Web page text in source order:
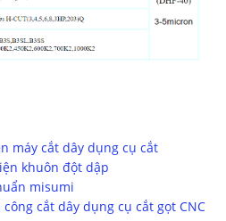
Liên hệ
hàng ngay
máy cắt dây dụng cụ cắt
khuôn đột dập
misumi
công cắt dây dụng cụ cắt gọt CNC